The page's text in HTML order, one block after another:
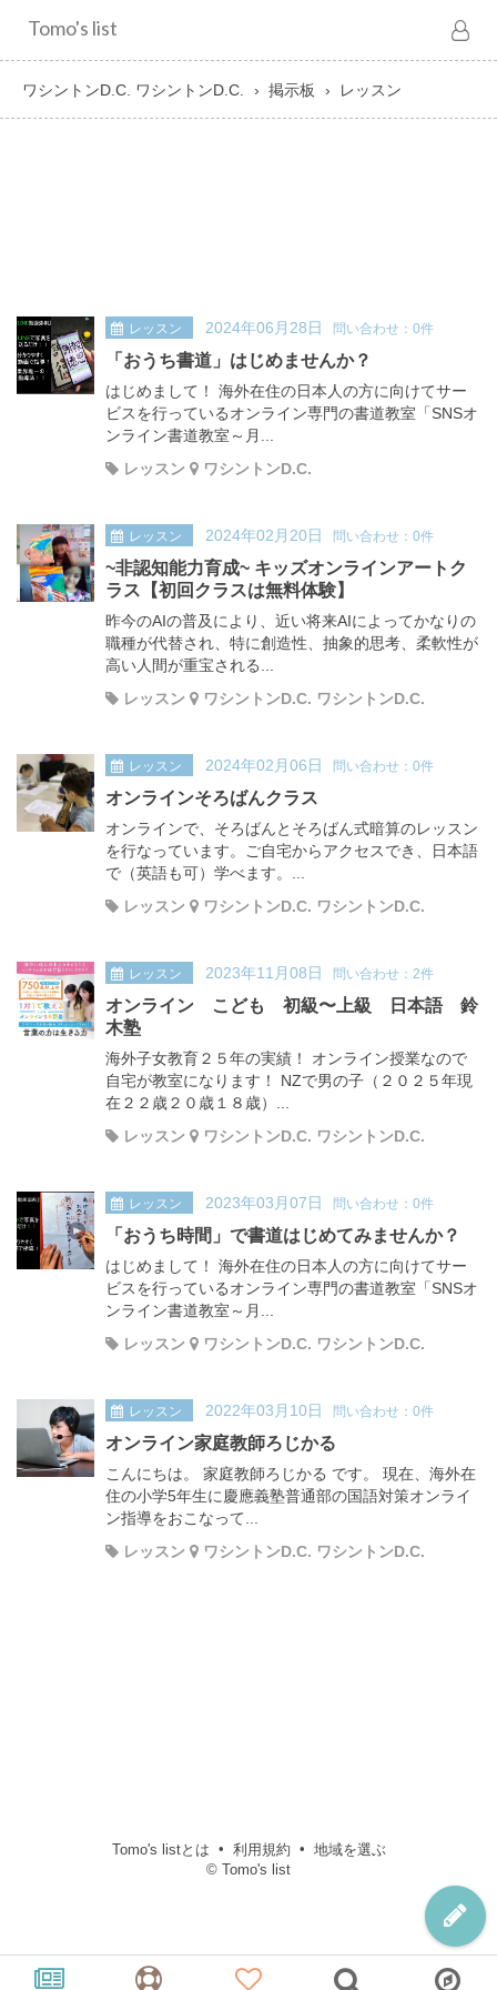
Tomo's list
ワシントンD.C. ワシントンD.C. 掲示板 レッスン
レッスン 2024年06月28日 問い合わせ：0件
「おうち書道」はじめませんか？
はじめまして！ 海外在住の日本人の方に向けてサー
ビスを行っているオンライン専門の書道教室「SNSオ
ンライン書道教室～月...
レッスン
ワシントンD.C.
レッスン 2024年02月20日 問い合わせ：0件
~非認知能力育成~ キッズオンラインアートク
ラス【初回クラスは無料体験】
昨今のAIの普及により、近い将来AIによってかなりの
職種が代替され、特に創造性、抽象的思考、柔軟性が
高い人間が重宝される...
レッスン
ワシントンD.C. ワシントンD.C.
レッスン 2024年02月06日 問い合わせ：0件
オンラインそろばんクラス
オンラインで、そろばんとそろばん式暗算のレッスン
を行なっています。ご自宅からアクセスでき、日本語
で（英語も可）学べます。...
レッスン
ワシントンD.C. ワシントンD.C.
レッスン 2023年11月08日 問い合わせ：2件
オンライン こども 初級〜上級 日本語 鈴
木塾
海外子女教育２５年の実績！ オンライン授業なので
自宅が教室になります！ NZで男の子（２０２５年現
在２２歳２０歳１８歳）...
レッスン
ワシントンD.C. ワシントンD.C.
レッスン 2023年03月07日 問い合わせ：0件
「おうち時間」で書道はじめてみませんか？
はじめまして！ 海外在住の日本人の方に向けてサー
ビスを行っているオンライン専門の書道教室「SNSオ
ンライン書道教室～月...
レッスン
ワシントンD.C. ワシントンD.C.
レッスン 2022年03月10日 問い合わせ：0件
オンライン家庭教師ろじかる
こんにちは。 家庭教師ろじかる です。 現在、海外在
住の小学5年生に慶應義塾普通部の国語対策オンライ
ン指導をおこなって...
レッスン
ワシントンD.C. ワシントンD.C.
Tomo's listとは 利用規約
地域を選ぶ
© Tomo's list